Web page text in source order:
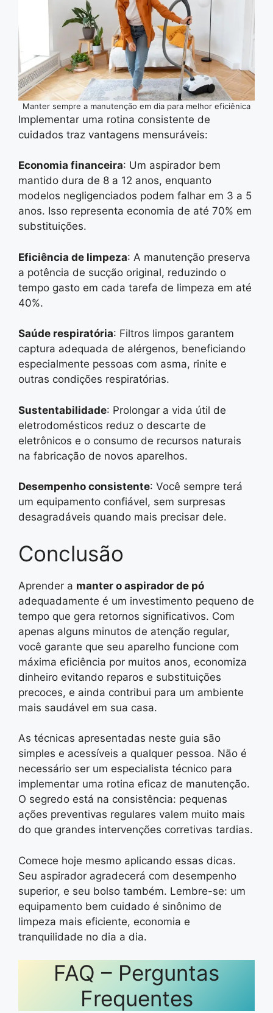
Manter sempre a manutenção em dia para melhor eficiênica
Implementar uma rotina consistente de
cuidados traz vantagens mensuráveis:
Economia financeira: Um aspirador bem
mantido dura de 8 a 12 anos, enquanto
modelos negligenciados podem falhar em 3 a 5
anos. Isso representa economia de até 70% em
substituições.
Eficiência de limpeza: A manutenção preserva
a potência de sucção original, reduzindo o
tempo gasto em cada tarefa de limpeza em até
40%.
Saúde respiratória: Filtros limpos garantem
captura adequada de alérgenos, beneficiando
especialmente pessoas com asma, rinite e
outras condições respiratórias.
Sustentabilidade: Prolongar a vida útil de
eletrodomésticos reduz o descarte de
eletrônicos e o consumo de recursos naturais
na fabricação de novos aparelhos.
Desempenho consistente: Você sempre terá
um equipamento confiável, sem surpresas
desagradáveis quando mais precisar dele.
Conclusão
Aprender a manter o aspirador de pó
adequadamente é um investimento pequeno de
tempo que gera retornos significativos. Com
apenas alguns minutos de atenção regular,
você garante que seu aparelho funcione com
máxima eficiência por muitos anos, economiza
dinheiro evitando reparos e substituições
precoces, e ainda contribui para um ambiente
mais saudável em sua casa.
As técnicas apresentadas neste guia são
simples e acessíveis a qualquer pessoa. Não é
necessário ser um especialista técnico para
implementar uma rotina eficaz de manutenção.
O segredo está na consistência: pequenas
ações preventivas regulares valem muito mais
do que grandes intervenções corretivas tardias.
Comece hoje mesmo aplicando essas dicas.
Seu aspirador agradecerá com desempenho
superior, e seu bolso também. Lembre-se: um
equipamento bem cuidado é sinônimo de
limpeza mais eficiente, economia e
tranquilidade no dia a dia.
FAQ – Perguntas
Frequentes